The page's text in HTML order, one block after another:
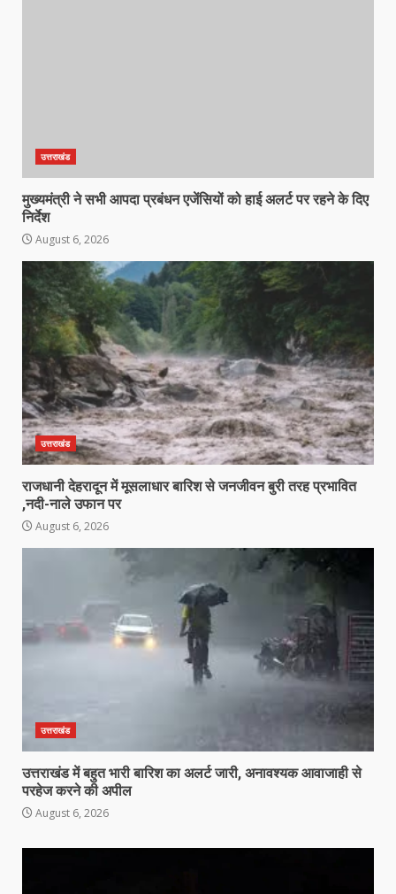
उत्तराखंड
मुख्यमंत्री ने सभी आपदा प्रबंधन एजेंसियों को हाई अलर्ट पर रहने के दिए
निर्देश
August 6, 2026
उत्तराखंड
राजधानी देहरादून में मूसलाधार बारिश से जनजीवन बुरी तरह प्रभावित
,नदी-नाले उफान पर
August 6, 2026
उत्तराखंड
उत्तराखंड में बहुत भारी बारिश का अलर्ट जारी, अनावश्यक आवाजाही से
परहेज करने की अपील
August 6, 2026